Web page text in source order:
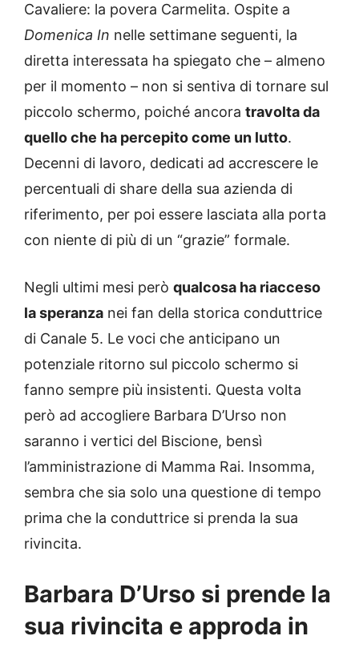
Cavaliere: la povera Carmelita. Ospite a
Domenica In nelle settimane seguenti, la
diretta interessata ha spiegato che – almeno
per il momento – non si sentiva di tornare sul
piccolo schermo, poiché ancora travolta da
quello che ha percepito come un lutto.
Decenni di lavoro, dedicati ad accrescere le
percentuali di share della sua azienda di
riferimento, per poi essere lasciata alla porta
con niente di più di un “grazie” formale.
Negli ultimi mesi però qualcosa ha riacceso
la speranza nei fan della storica conduttrice
di Canale 5. Le voci che anticipano un
potenziale ritorno sul piccolo schermo si
fanno sempre più insistenti. Questa volta
però ad accogliere Barbara D’Urso non
saranno i vertici del Biscione, bensì
l’amministrazione di Mamma Rai. Insomma,
sembra che sia solo una questione di tempo
prima che la conduttrice si prenda la sua
rivincita.
Barbara D’Urso si prende la
sua rivincita e approda in